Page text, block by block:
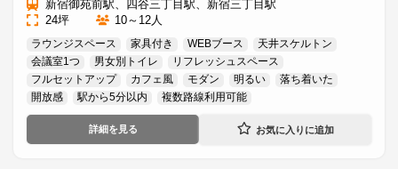
新宿御苑前駅、四谷三丁目駅、新宿三丁目駅
24坪
10～12人
ラウンジスペース 家具付き WEBブース
天井スケルトン
会議室1つ
男女別トイレ
リフレッシュスペース
フルセットアップ
カフェ風 モダン 明るい
落ち着いた
開放感
駅から5分以内 複数路線利用可能
詳細を見る